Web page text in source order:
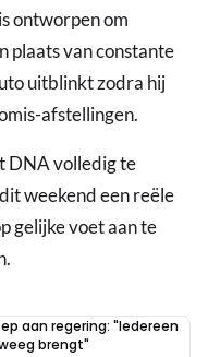
ontworpen om
plaats van constante
uitblinkt zodra hij
afstellingen.
DNA volledig te
weekend een reële
gelijke voet aan te
aan regering: "Iedereen
brengt"